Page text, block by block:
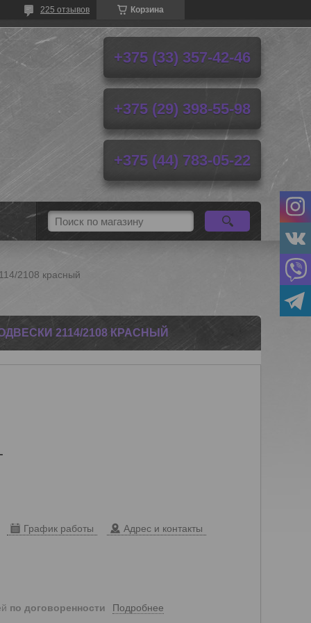
Корзина
225 отзывов
+375 (33) 357-42-46
+375 (29) 398-55-98
+375 (44) 783-05-22
2108 красный
2114/2108 КРАСНЫЙ
График работы Адрес и контакты
по договоренности Подробнее